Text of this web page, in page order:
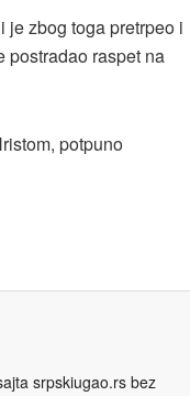
zbog toga pretrpeo i
postradao raspet na
potpuno
srpskiugao.rs bez